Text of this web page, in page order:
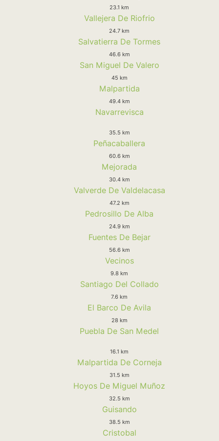
23.1 km
Vallejera De Riofrio
24.7 km
Salvatierra De Tormes
46.6 km
San Miguel De Valero
45 km
Malpartida
49.4 km
Navarrevisca
35.5 km
Peñacaballera
60.6 km
Mejorada
30.4 km
Valverde De Valdelacasa
47.2 km
Pedrosillo De Alba
24.9 km
Fuentes De Bejar
56.6 km
Vecinos
9.8 km
Santiago Del Collado
7.6 km
El Barco De Avila
28 km
Puebla De San Medel
16.1 km
Malpartida De Corneja
31.5 km
Hoyos De Miguel Muñoz
32.5 km
Guisando
38.5 km
Cristobal